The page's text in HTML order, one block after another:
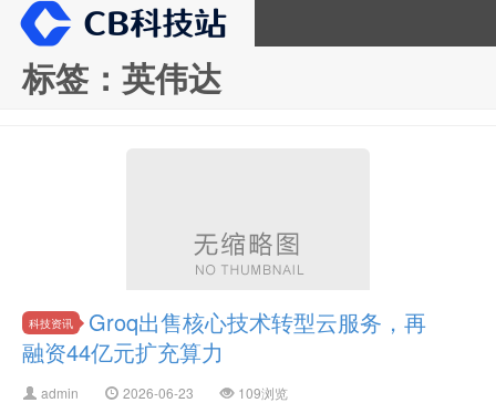
标签：英伟达
科技资讯
Groq出售核心技术转型云服务，再
融资44亿元扩充算力
admin 2026-06-23 109浏览